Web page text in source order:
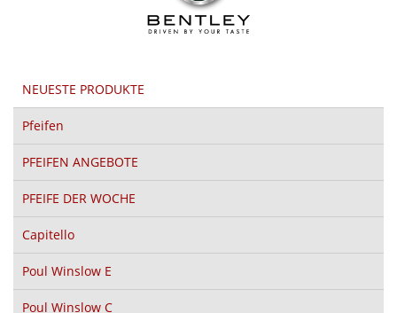
NEUESTE PRODUKTE
Pfeifen
PFEIFEN ANGEBOTE
PFEIFE DER WOCHE
Capitello
Poul Winslow E
Poul Winslow C